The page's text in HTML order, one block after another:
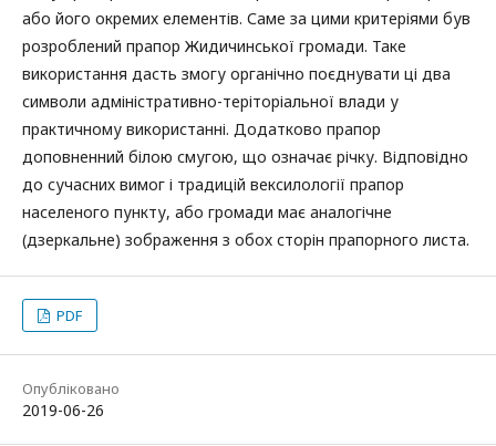
або його окремих елементів. Саме за цими критеріями був
розроблений прапор Жидичинської громади. Таке
використання дасть змогу органічно поєднувати ці два
символи адміністративно-теріторіальної влади у
практичному використанні. Додатково прапор
доповненний білою смугою, що означає річку. Відповідно
до сучасних вимог і традицій вексилології прапор
населеного пункту, або громади має аналогічне
(дзеркальне) зображення з обох сторін прапорного листа.
PDF
Опубліковано
2019-06-26